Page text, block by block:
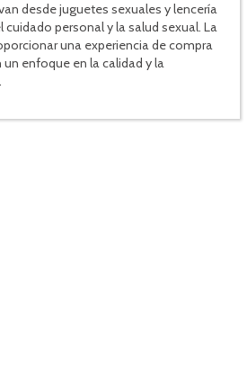
desde juguetes sexuales y lencería
personal y la salud sexual. La
una experiencia de compra
enfoque en la calidad y la